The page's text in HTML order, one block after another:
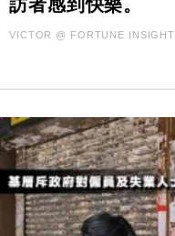
訪者感到快樂。
VICTOR @ FORTUNE INSIGHT